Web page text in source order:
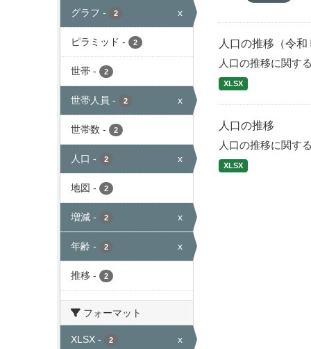
グラフ - 2 x
ピラミッド - 2
世帯 - 2
世帯人員 - 2 x
世帯数 - 2
人口 - 2 x
地図 - 2
増減 - 2 x
年齢 - 2 x
推移 - 2
フォーマット
XLSX - 2 x
人口の推移（令和
人口の推移に関す
XLSX
人口の推移
人口の推移に関す
XLSX